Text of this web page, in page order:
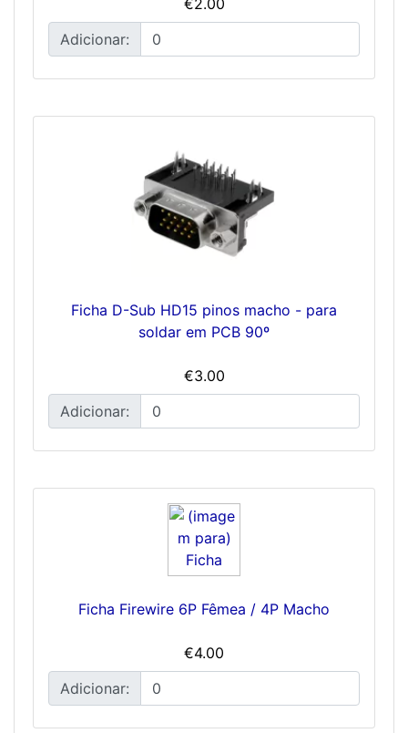
Adicionar:
Ficha D-Sub HD15 pinos macho - para
soldar em PCB 90º
€3.00
Adicionar:
Ficha Firewire 6P Fêmea / 4P Macho
€4.00
Adicionar: